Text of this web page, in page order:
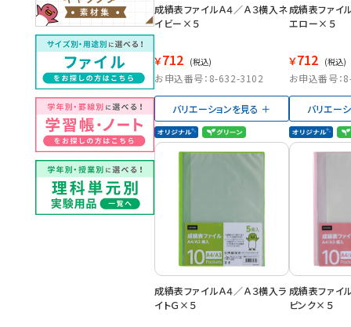
成績表ファイルＡ４／Ａ３横入ネ
イビー×５
￥712 (税込)
お申込番号：8-632-3102
バリエーションを見る
成績表ファイ
エロー×５
￥712 (税込)
お申込番号
バリエー
成績表ファイルＡ４／Ａ３横入ラ
イトＧ×５
成績表ファイ
ピンク×５